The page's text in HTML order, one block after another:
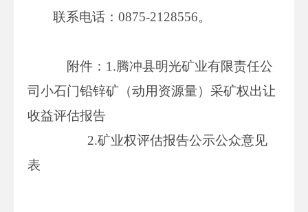
联系电话：0875-2128556。
附件：1.腾冲县明光矿业有限责任公
司小石门铅锌矿（动用资源量）采矿权出让
收益评估报告
2.矿业权评估报告公示公众意见
表